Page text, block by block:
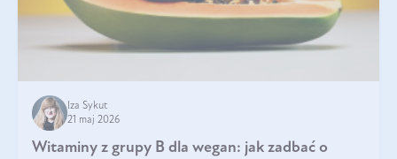
Iza Sykut
21 maj 2026
Witaminy z grupy B dla wegan: jak zadbać o